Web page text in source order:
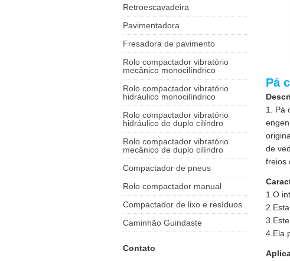
Pá
1. Pá
de
freios
1.O
4.Ela
Retroescavadeira
Pavimentadora
Fresadora de pavimento
Rolo compactador vibratório
mecânico monocilíndrico
Rolo compactador vibratório
hidráulico monocilíndrico
Rolo compactador vibratório
hidráulico de duplo cilíndro
Rolo compactador vibratório
mecânico de duplo cilíndro
Compactador de pneus
Rolo compactador manual
Compactador de lixo e resíduos
Caminhão Guindaste
Contato